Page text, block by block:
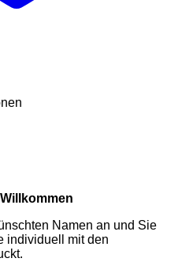
Namen an und Sie
individuell mit den